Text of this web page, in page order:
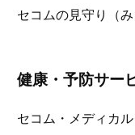
セコムの見守り（
健康・予防サー
セコム・メディカ